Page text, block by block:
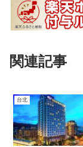
関連記事
台北